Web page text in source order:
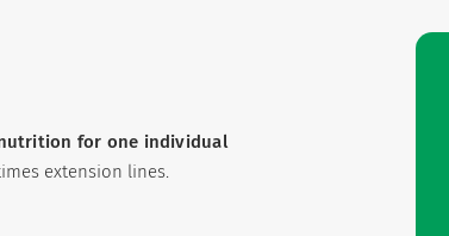
for one individual
extension lines.